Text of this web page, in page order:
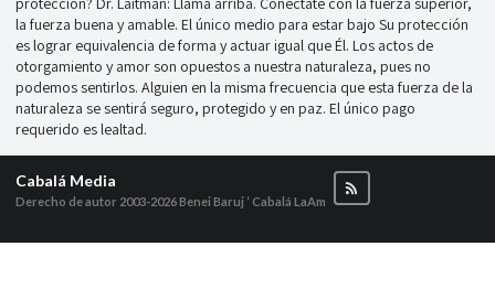
la fuerza buena y amable. El único medio para estar bajo Su protección
es lograr equivalencia de forma y actuar igual que Él. Los actos de
otorgamiento y amor son opuestos a nuestra naturaleza, pues no
podemos sentirlos. Alguien en la misma frecuencia que esta fuerza de la
naturaleza se sentirá seguro, protegido y en paz. El único pago
requerido es lealtad.
Cabalá Media
Derecho de autor 2003-2026Benei Baruj ‘ Cabalá LaAm